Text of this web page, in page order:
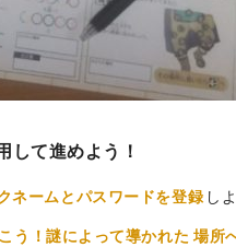
して進めよう！
ネームとパスワードを登録 し
う！謎によって導かれた 場所